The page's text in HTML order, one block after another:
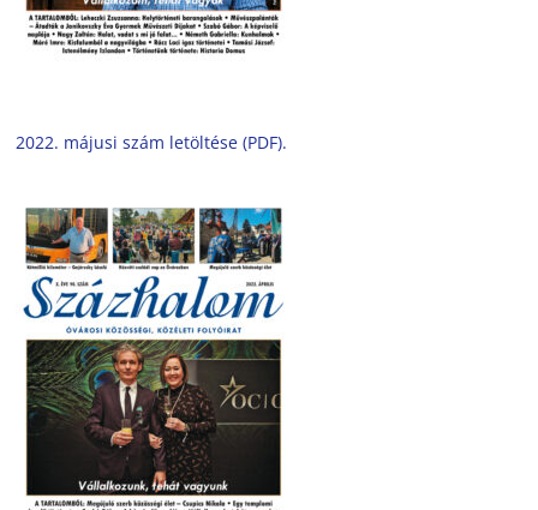
2022. májusi szám letöltése (PDF).